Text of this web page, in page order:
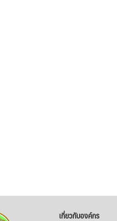
เกี่ยวกับองค์กร